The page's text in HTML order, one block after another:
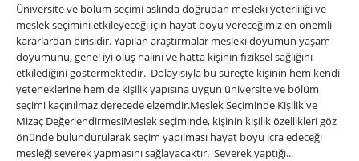
Üniversite ve bölüm seçimi aslında doğrudan mesleki yeterliliği ve
meslek seçimini etkileyeceği için hayat boyu vereceğimiz en önemli
kararlardan birisidir. Yapılan araştırmalar mesleki doyumun yaşam
doyumunu, genel iyi oluş halini ve hatta kişinin fiziksel sağlığını
etkilediğini göstermektedir. Dolayısıyla bu süreçte kişinin hem kendi
yeteneklerine hem de kişilik yapısına uygun üniversite ve bölüm
seçimi kaçınılmaz derecede elzemdir.Meslek Seçiminde Kişilik ve
Mizaç DeğerlendirmesiMeslek seçiminde, kişinin kişilik özellikleri göz
önünde bulundurularak seçim yapılması hayat boyu icra edeceği
mesleği severek yapmasını sağlayacaktır. Severek yaptığı...